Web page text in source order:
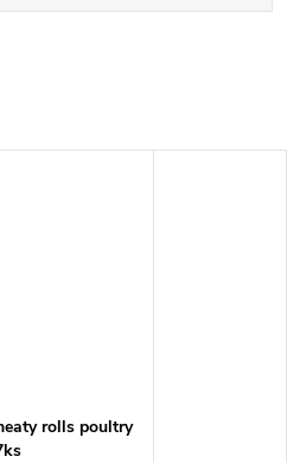
rolls poultry